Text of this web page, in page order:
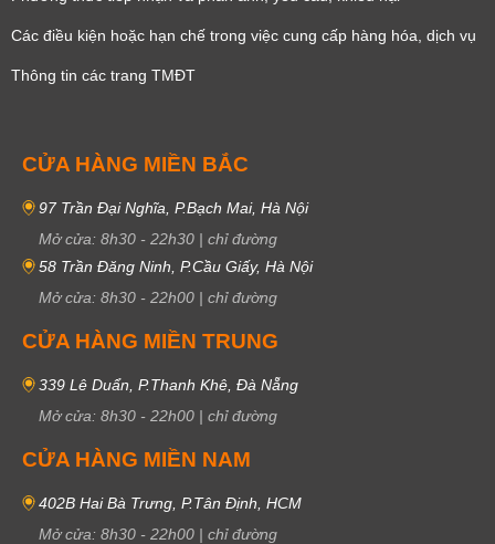
Các điều kiện hoặc hạn chế trong việc cung cấp hàng hóa, dịch vụ
Thông tin các trang TMĐT
CỬA HÀNG MIỀN BẮC
97 Trần Đại Nghĩa, P.Bạch Mai, Hà Nội
Mở cửa: 8h30 - 22h30 | chỉ đường
58 Trần Đăng Ninh, P.Cầu Giấy, Hà Nội
Mở cửa: 8h30 - 22h00 | chỉ đường
CỬA HÀNG MIỀN TRUNG
339 Lê Duẩn, P.Thanh Khê, Đà Nẵng
Mở cửa: 8h30 - 22h00 | chỉ đường
CỬA HÀNG MIỀN NAM
402B Hai Bà Trưng, P.Tân Định, HCM
Mở cửa: 8h30 - 22h00 | chỉ đường